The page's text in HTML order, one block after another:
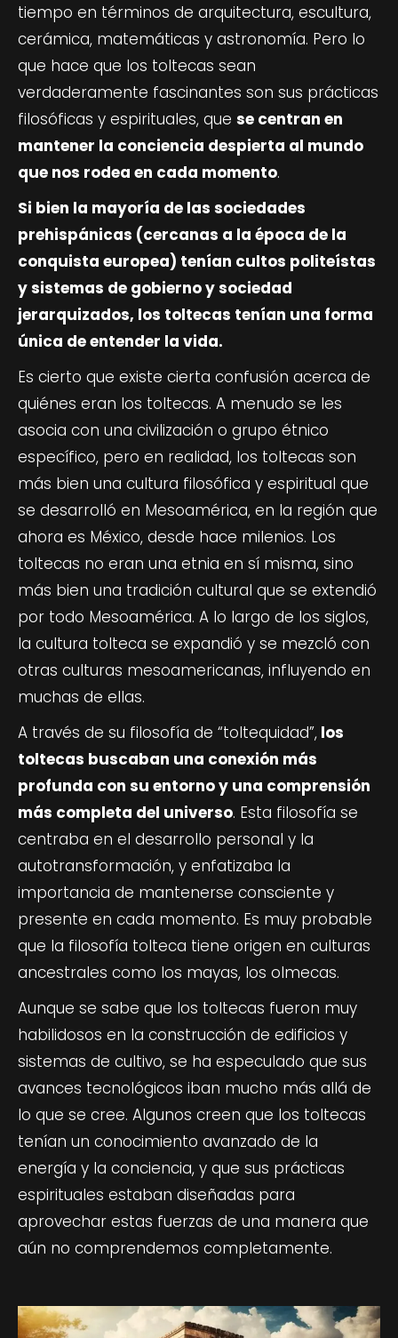
tiempo en términos de arquitectura, escultura,
cerámica, matemáticas y astronomía. Pero lo
que hace que los toltecas sean
verdaderamente fascinantes son sus prácticas
filosóficas y espirituales, que se centran en
mantener la conciencia despierta al mundo
que nos rodea en cada momento.
Si bien la mayoría de las sociedades
prehispánicas (cercanas a la época de la
conquista europea) tenían cultos politeístas
y sistemas de gobierno y sociedad
jerarquizados, los toltecas tenían una forma
única de entender la vida.
Es cierto que existe cierta confusión acerca de
quiénes eran los toltecas. A menudo se les
asocia con una civilización o grupo étnico
específico, pero en realidad, los toltecas son
más bien una cultura filosófica y espiritual que
se desarrolló en Mesoamérica, en la región que
ahora es México, desde hace milenios. Los
toltecas no eran una etnia en sí misma, sino
más bien una tradición cultural que se extendió
por todo Mesoamérica. A lo largo de los siglos,
la cultura tolteca se expandió y se mezcló con
otras culturas mesoamericanas, influyendo en
muchas de ellas.
A través de su filosofía de “toltequidad”, los
toltecas buscaban una conexión más
profunda con su entorno y una comprensión
más completa del universo. Esta filosofía se
centraba en el desarrollo personal y la
autotransformación, y enfatizaba la
importancia de mantenerse consciente y
presente en cada momento. Es muy probable
que la filosofía tolteca tiene origen en culturas
ancestrales como los mayas, los olmecas.
Aunque se sabe que los toltecas fueron muy
habilidosos en la construcción de edificios y
sistemas de cultivo, se ha especulado que sus
avances tecnológicos iban mucho más allá de
lo que se cree. Algunos creen que los toltecas
tenían un conocimiento avanzado de la
energía y la conciencia, y que sus prácticas
espirituales estaban diseñadas para
aprovechar estas fuerzas de una manera que
aún no comprendemos completamente.